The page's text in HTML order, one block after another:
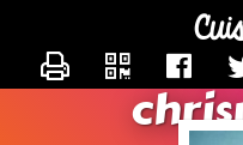
CONTACTER